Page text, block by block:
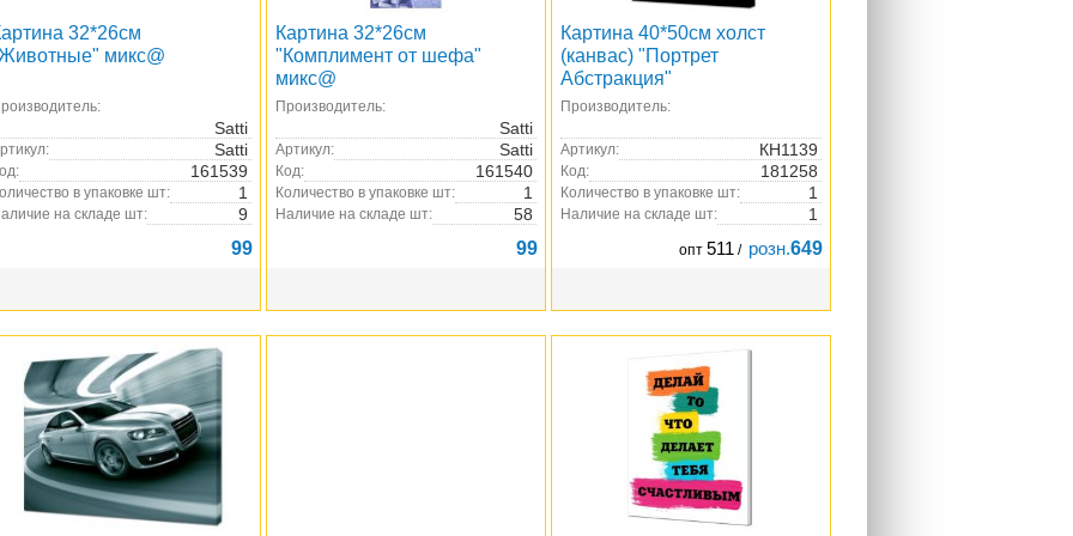
32*26см
микс@
Satti
Satti
161539
в упаковке шт: 1
на складе шт: 9
99
Картина 32*26см
"Комплимент от шефа"
микс@
Производитель:
Satti
Артикул: Satti
Код: 161540
Количество в упаковке шт: 1
Наличие на складе шт: 58
99
Картина 40*50см холст
(канвас) "Портрет
Абстракция"
Производитель:
Артикул: КН1139
Код: 181258
Количество в упаковке шт: 1
Наличие на складе шт: 1
опт 511 / розн.649